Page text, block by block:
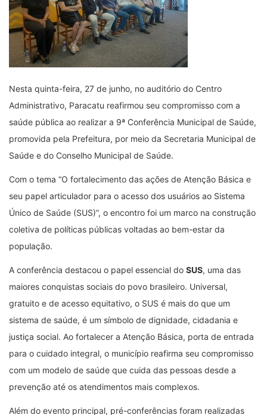
Nesta quinta-feira, 27 de junho, no auditório do Centro
Administrativo, Paracatu reafirmou seu compromisso com a
saúde pública ao realizar a 9ª Conferência Municipal de Saúde,
promovida pela Prefeitura, por meio da Secretaria Municipal de
Saúde e do Conselho Municipal de Saúde.
Com o tema “O fortalecimento das ações de Atenção Básica e
seu papel articulador para o acesso dos usuários ao Sistema
Único de Saúde (SUS)”, o encontro foi um marco na construção
coletiva de políticas públicas voltadas ao bem-estar da
população.
A conferência destacou o papel essencial do SUS, uma das
maiores conquistas sociais do povo brasileiro. Universal,
gratuito e de acesso equitativo, o SUS é mais do que um
sistema de saúde, é um símbolo de dignidade, cidadania e
justiça social. Ao fortalecer a Atenção Básica, porta de entrada
para o cuidado integral, o município reafirma seu compromisso
com um modelo de saúde que cuida das pessoas desde a
prevenção até os atendimentos mais complexos.
Além do evento principal, pré-conferências foram realizadas